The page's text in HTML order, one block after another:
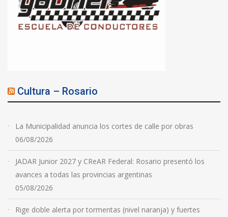
Cultura – Rosario
La Municipalidad anuncia los cortes de calle por obras
06/08/2026
JADAR Junior 2027 y CReAR Federal: Rosario presentó los
avances a todas las provincias argentinas
05/08/2026
Rige doble alerta por tormentas (nivel naranja) y fuertes